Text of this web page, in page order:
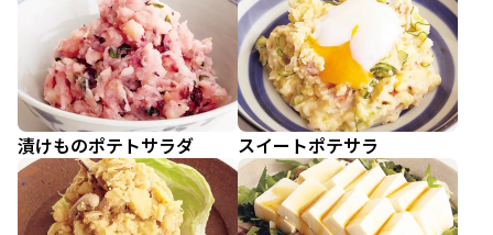
漬けものポテトサラダ スイートポテサラ